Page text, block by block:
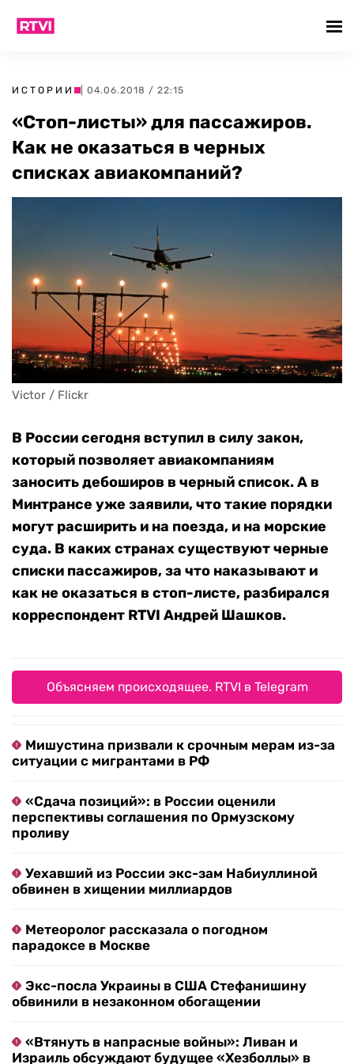
ИСТОРИИ | 04.06.2018 / 22:15
«Стоп-листы» для пассажиров.
Как не оказаться в черных
списках авиакомпаний?
Victor / Flickr
В России сегодня вступил в силу закон,
который позволяет авиакомпаниям
заносить дебоширов в черный список. А в
Минтрансе уже заявили, что такие порядки
могут расширить и на поезда, и на морские
суда. В каких странах существуют черные
списки пассажиров, за что наказывают и
как не оказаться в стоп-листе, разбирался
корреспондент RTVI Андрей Шашков.
Объясняем происходящее. RTVI в Telegram
Мишустина призвали к срочным мерам из-за
ситуации с мигрантами в РФ
«Сдача позиций»: в России оценили
перспективы соглашения по Ормузскому
проливу
Уехавший из России экс-зам Набиуллиной
обвинен в хищении миллиардов
Метеоролог рассказала о погодном
парадоксе в Москве
Экс-посла Украины в США Стефанишину
обвинили в незаконном обогащении
«Втянуть в напрасные войны»: Ливан и
Израиль обсуждают будущее «Хезболлы» в